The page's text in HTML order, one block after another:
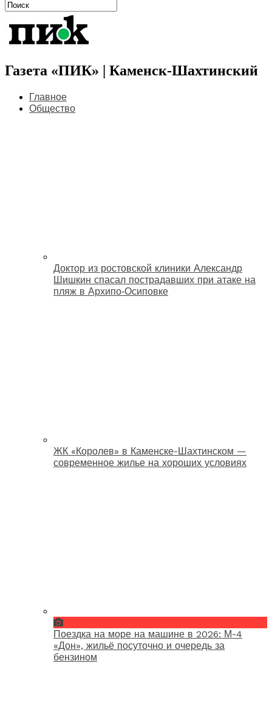
Газета «ПИК» | Каменск-Шахтинский
Главное
Общество
Доктор из ростовской клиники Александр
Шишкин спасал пострадавших при атаке на
пляж в Архипо‑Осиповке
ЖК «Королев» в Каменске-Шахтинском —
современное жилье на хороших условиях
Поездка на море на машине в 2026: М-4
«Дон», жильё посуточно и очередь за
бензином